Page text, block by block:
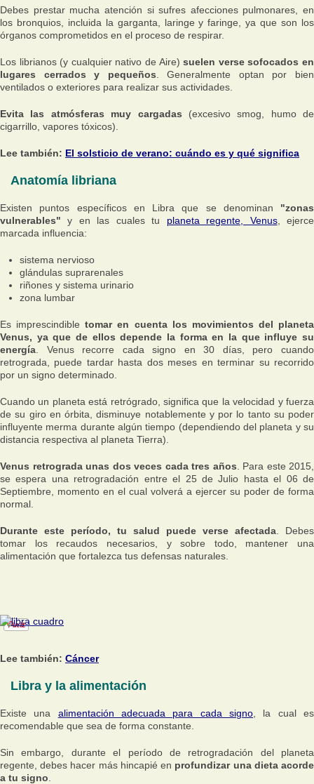
Debes prestar mucha atención si sufres afecciones pulmonares, en
los bronquios, incluida la garganta, laringe y faringe, ya que son los
órganos comprometidos en el proceso de respirar.
Los librianos (y cualquier nativo de Aire)suelen verse sofocados en
lugares cerrados y pequeños . Generalmente optan por bien
ventilados o exteriores para realizar sus actividades.
Evita las atmósferas muy cargadas (excesivo smog, humo de
cigarrillo, vapores tóxicos).
Lee también: El solsticio de verano: cuándo es y qué significa
Anatomía libriana
Existen puntos específicos en Libra que se denominan "zonas
vulnerables" y en las cuales tu planeta regente, Venus, ejerce
marcada influencia:
sistema nervioso
glándulas suprarenales
riñones y sistema urinario
zona lumbar
Es imprescindibletomar en cuenta los movimientos del planeta
Venus, ya que de ellos depende la forma en la que influye su
energía . Venus recorre cada signo en 30 días, pero cuando
retrograda, puede tardar hasta dos meses en terminar su recorrido
por un signo determinado.
Cuando un planeta está retrógrado, significa que la velocidad y fuerza
de su giro en órbita, disminuye notablemente y por lo tanto su poder
influyente merma durante algún tiempo (dependiendo del planeta y su
distancia respectiva al planeta Tierra).
Venus retrograda unas dos veces cada tres años . Para este 2015,
se espera una retrogradación entre el 25 de Julio hasta el 06 de
Septiembre, momento en el cual volverá a ejercer su poder de forma
normal.
Durante este período, tu salud puede verse afectada . Debes
tomar los recaudos necesarios, y sobre todo, mantener una
alimentación que fortalezca tus defensas naturales.
Lee también: Cáncer
Libra y la alimentación
Existe una alimentación adecuada para cada signo , la cual es
recomendable que sea de forma constante.
Sin embargo, durante el período de retrogradación del planeta
regente, debes hacer más hincapié en profundizar una dieta acorde
a tu signo